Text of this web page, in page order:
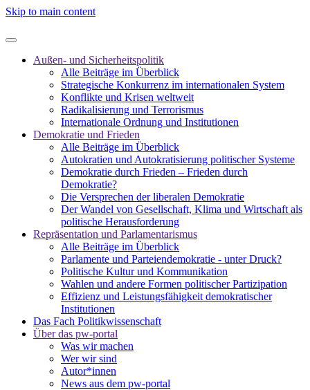
Skip to main content
Außen- und Sicherheitspolitik
Alle Beiträge im Überblick
Strategische Konkurrenz im internationalen System
Konflikte und Krisen weltweit
Radikalisierung und Terrorismus
Internationale Ordnung und Institutionen
Demokratie und Frieden
Alle Beiträge im Überblick
Autokratien und Autokratisierung politischer Systeme
Demokratie durch Frieden – Frieden durch
Demokratie?
Die Versprechen der liberalen Demokratie
Der Wandel von Gesellschaft, Klima und Wirtschaft als
politische Herausforderung
Repräsentation und Parlamentarismus
Alle Beiträge im Überblick
Parlamente und Parteiendemokratie - unter Druck?
Politische Kultur und Kommunikation
Wahlen und andere Formen politischer Partizipation
Effizienz und Leistungsfähigkeit demokratischer
Institutionen
Das Fach Politikwissenschaft
Über das pw-portal
Was wir machen
Wer wir sind
Autor*innen
News aus dem pw-portal